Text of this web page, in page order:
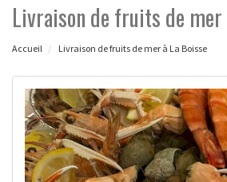
Livraison de fruits de mer
Accueil Livraison de fruits de mer à La Boisse